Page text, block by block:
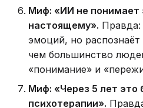
Миф: «ИИ не понимает
настоящему». Правда:
эмоций, но распознаёт
чем большинство
«понимание» и
Миф: «Через 5 лет это
психотерапии».